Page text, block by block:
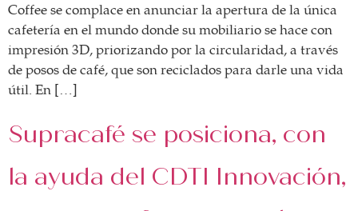
Coffee se complace en anunciar la apertura de la única
cafetería en el mundo donde su mobiliario se hace con
impresión 3D, priorizando por la circularidad, a través
de posos de café, que son reciclados para darle una vida
útil. En […]
Supracafé se posiciona, con
la ayuda del CDTI Innovación,